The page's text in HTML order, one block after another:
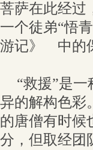
菩萨在此经过
一个徒弟“悟
游记》 中的
“救援”是
异的解构色彩
的唐僧有时候
分，但取经团